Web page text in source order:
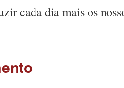
cada dia mais os